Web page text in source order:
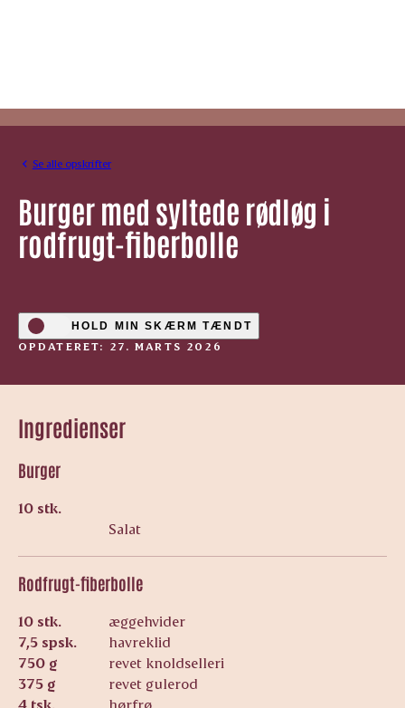
Se alle opskrifter
Burger med syltede rødløg i
rodfrugt-fiberbolle
HOLD MIN SKÆRM TÆNDT
OPDATERET: 27. MARTS 2026
Ingredienser
Burger
10 stk.
Salat
Rodfrugt-fiberbolle
10 stk.
æggehvider
7,5 spsk.
havreklid
750 g
revet knoldselleri
375 g
revet gulerod
4 tsk.
hørfrø